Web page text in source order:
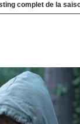
complet de la